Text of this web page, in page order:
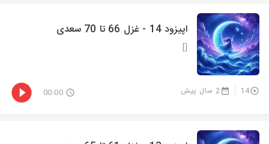
اپیزود 14 - غزل 66 تا 70 سعدی
[]
14 2 سال پیش 00:00